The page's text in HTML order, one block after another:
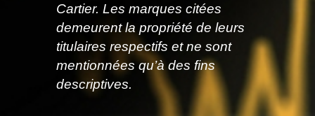
Cartier. Les marques citées
demeurent la propriété de leurs
titulaires respectifs et ne sont
mentionnées qu’à des fins
descriptives.